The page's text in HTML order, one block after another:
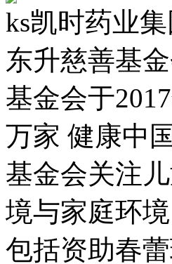
ks凯时药业
东升慈善基金
基金会于
万家 健康中
基金会关注
境与家庭环
包括资助春